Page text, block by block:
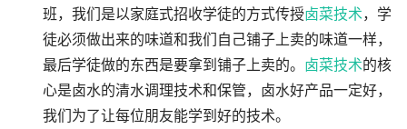
班，我们是以家庭式招收学徒的方式传授卤菜技术，学
徒必须做出来的味道和我们自己铺子上卖的味道一样，
最后学徒做的东西是要拿到铺子上卖的。 卤菜技术的核
心是卤水的清水调理技术和保管，卤水好产品一定好，
我们为了让每位朋友能学到好的技术。